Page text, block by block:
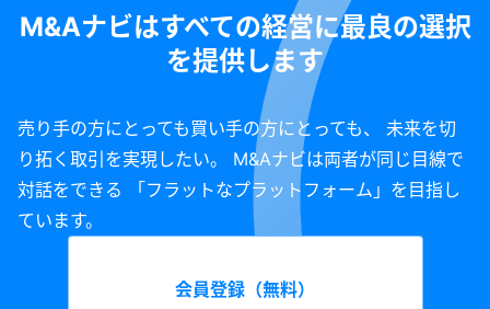
M&Aナビはすべての経営に最良の選択
を提供します
売り手の方にとっても買い手の方にとっても、 未来を切
り拓く取引を実現したい。 M&Aナビは両者が同じ目線で
対話をできる 「フラットなプラットフォーム」を目指し
ています。
会員登録（無料）